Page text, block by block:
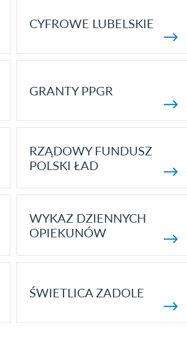
CYFROWE LUBELSKIE
GRANTY PPGR
RZĄDOWY FUNDUSZ
POLSKI ŁAD
WYKAZ DZIENNYCH
OPIEKUNÓW
ŚWIETLICA ZADOLE